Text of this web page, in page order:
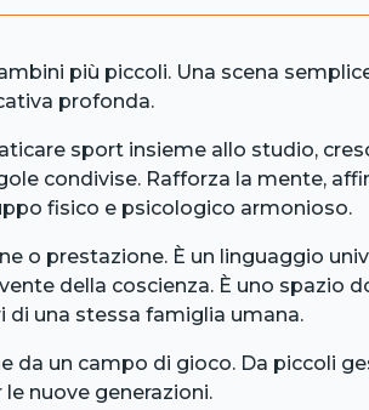
più piccoli. Una scena
profonda.
sport insieme allo studio,
condivise. Rafforza la mente,
fisico e psicologico armonioso.
o prestazione. È un linguaggio
della coscienza. È uno spazio
una stessa famiglia umana.
da un campo di gioco. Da piccoli
nuove generazioni.